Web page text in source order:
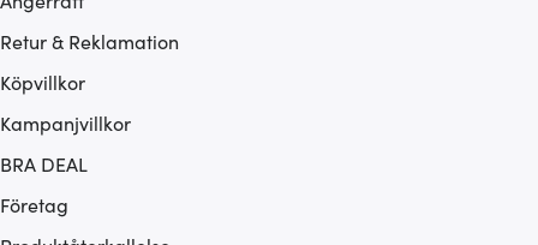
Retur & Reklamation
Köpvillkor
Kampanjvillkor
BRA DEAL
Företag